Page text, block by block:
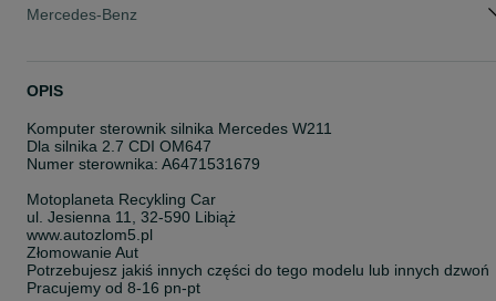
Mercedes-Benz
OPIS
Komputer sterownik silnika Mercedes W211
Dla silnika 2.7 CDI OM647
Numer sterownika: A6471531679
Motoplaneta Recykling Car
ul. Jesienna 11, 32-590 Libiąż
www.autozlom5.pl
Złomowanie Aut
Potrzebujesz jakiś innych części do tego modelu lub innych dzwoń
Pracujemy od 8-16 pn-pt